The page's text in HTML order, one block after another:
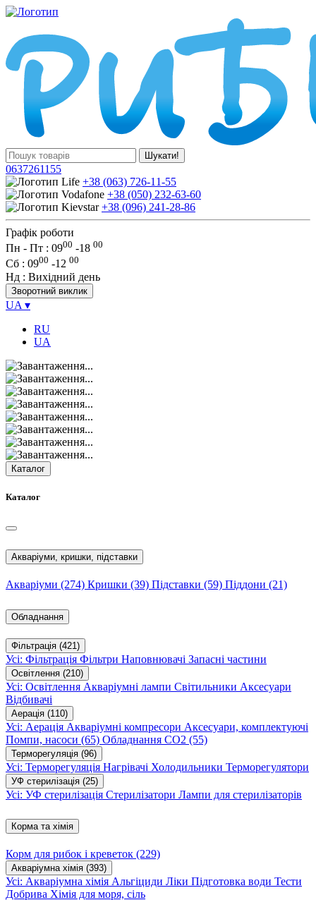
Шукати!
0637261155
+38 (063) 726-11-55
+38 (050) 232-63-60
+38 (096) 241-28-86
Графік роботи
Пн - Пт : 0900 -18 00
Сб : 0900 -12 00
Нд : Вихідний день
Зворотний виклик
UA ▾
RU
UA
Каталог
Каталог
Акваріуми, кришки, підставки
Акваріуми (274) Кришки (39) Підставки (59) Піддони (21)
Обладнання
Фільтрація (421)
Усі: Фільтрація Фільтри Наповнювачі Запасні частини
Освітлення (210)
Усі: Освітлення Акваріумні лампи Світильники Аксесуари
Відбивачі
Аерація (110)
Усі: Аерація Акваріумні компресори Аксесуари, комплектуючі
Помпи, насоси (65) Обладнання CO2 (55)
Терморегуляція (96)
Усі: Терморегуляція Нагрівачі Холодильники Терморегулятори
УФ стерилізація (25)
Усі: УФ стерилізація Стерилізатори Лампи для стерилізаторів
Корма та хімія
Корм для рибок і креветок (229)
Акваріумна хімія (393)
Усі: Акваріумна хімія Альгіциди Ліки Підготовка води Тести
Добрива Хімія для моря, сіль